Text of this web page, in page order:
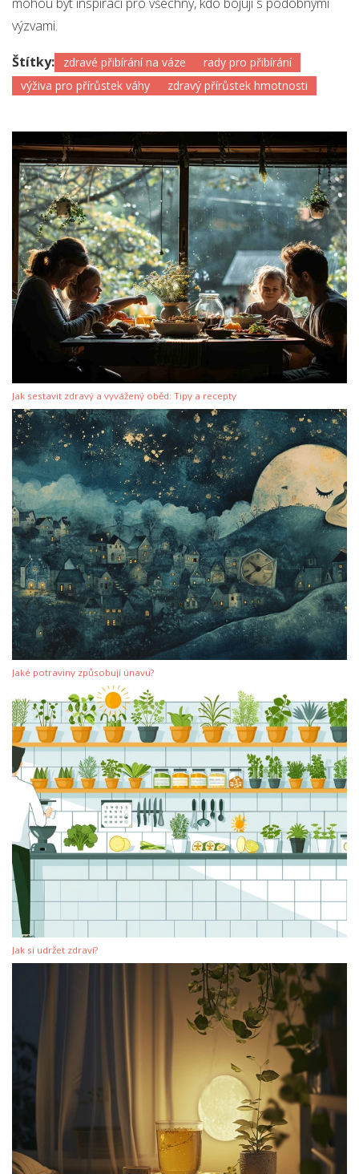
výzvami.
Štítky: zdravé přibírání na váze
rady pro přibírání
výživa pro přírůstek váhy
zdravý přírůstek hmotnosti
Jak sestavit zdravý a vyvážený oběd: Tipy a recepty
Jaké potraviny způsobují únavu?
Jak si udržet zdraví?